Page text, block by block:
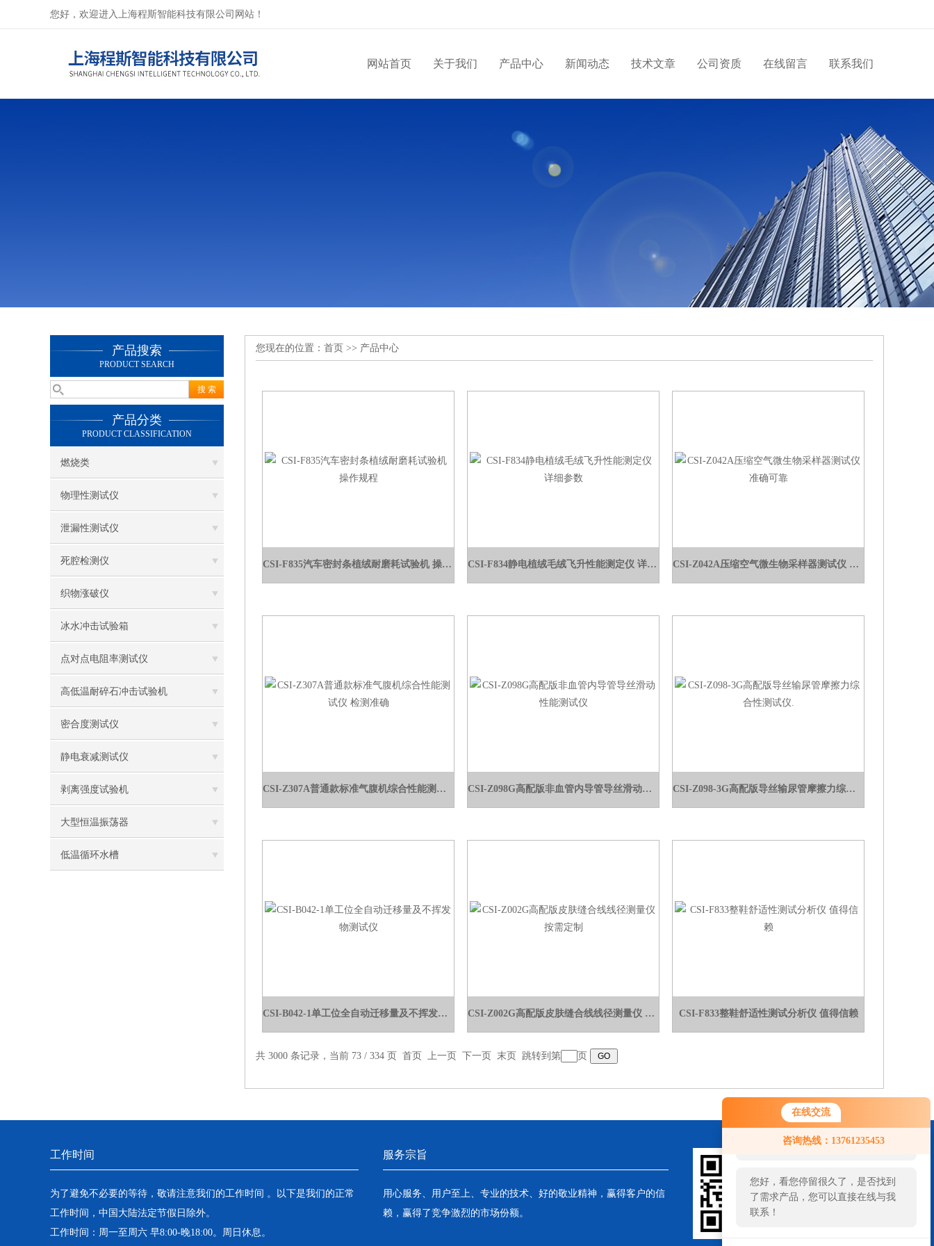
在线交流
咨询热线：13761235453
您好！欢迎前来咨询，很高兴为您
服务，请问您要咨询什么问题呢？
您好，看您停留很久了，是否找到
了需求产品，您可以直接在线与我
联系！
您好，欢迎进入上海程斯智能科技有限公司网站！
网站首页 关于我们 产品中心 新闻动态 技术文章 公司资质 在线留言 联系我们
产品搜索
PRODUCT SEARCH
产品分类
PRODUCT CLASSIFICATION
燃烧类
物理性测试仪
泄漏性测试仪
死腔检测仪
织物涨破仪
冰水冲击试验箱
点对点电阻率测试仪
高低温耐碎石冲击试验机
密合度测试仪
静电衰减测试仪
剥离强度试验机
大型恒温振荡器
低温循环水槽
恒温振荡器
精密恒温水槽
您现在的位置： 首页 >> 产品中心
CSI-F835汽车密封条植绒耐磨耗试验机 操作规程 CSI-F834静电植绒毛绒飞升性能测定仪 详细参数 CSI-Z042A压缩空气微生物采样器测试仪 准确可靠
CSI-Z307A普通款标准气腹机综合性能测试仪 检测准确 CSI-Z098G高配版非血管内导管导丝滑动性能测试仪 CSI-Z098-3G高配版导丝输尿管摩擦力综合性测试仪.
CSI-B042-1单工位全自动迁移量及不挥发物测试仪 CSI-Z002G高配版皮肤缝合线线径测量仪 按需定制 CSI-F833整鞋舒适性测试分析仪 值得信赖
共 3000 条记录，当前 73 / 334 页 首页 上一页 下一页 末页 跳转到第 页
工作时间
为了避免不必要的等待，敬请注意我们的工作时间 。以下是我们的正常
工作时间，中国大陆法定节假日除外。
工作时间：周一至周六 早8:00-晚18:00。周日休息。
服务宗旨
用心服务、用户至上、专业的技术、好的敬业精神，赢得客户的信
赖，赢得了竞争激烈的市场份额。